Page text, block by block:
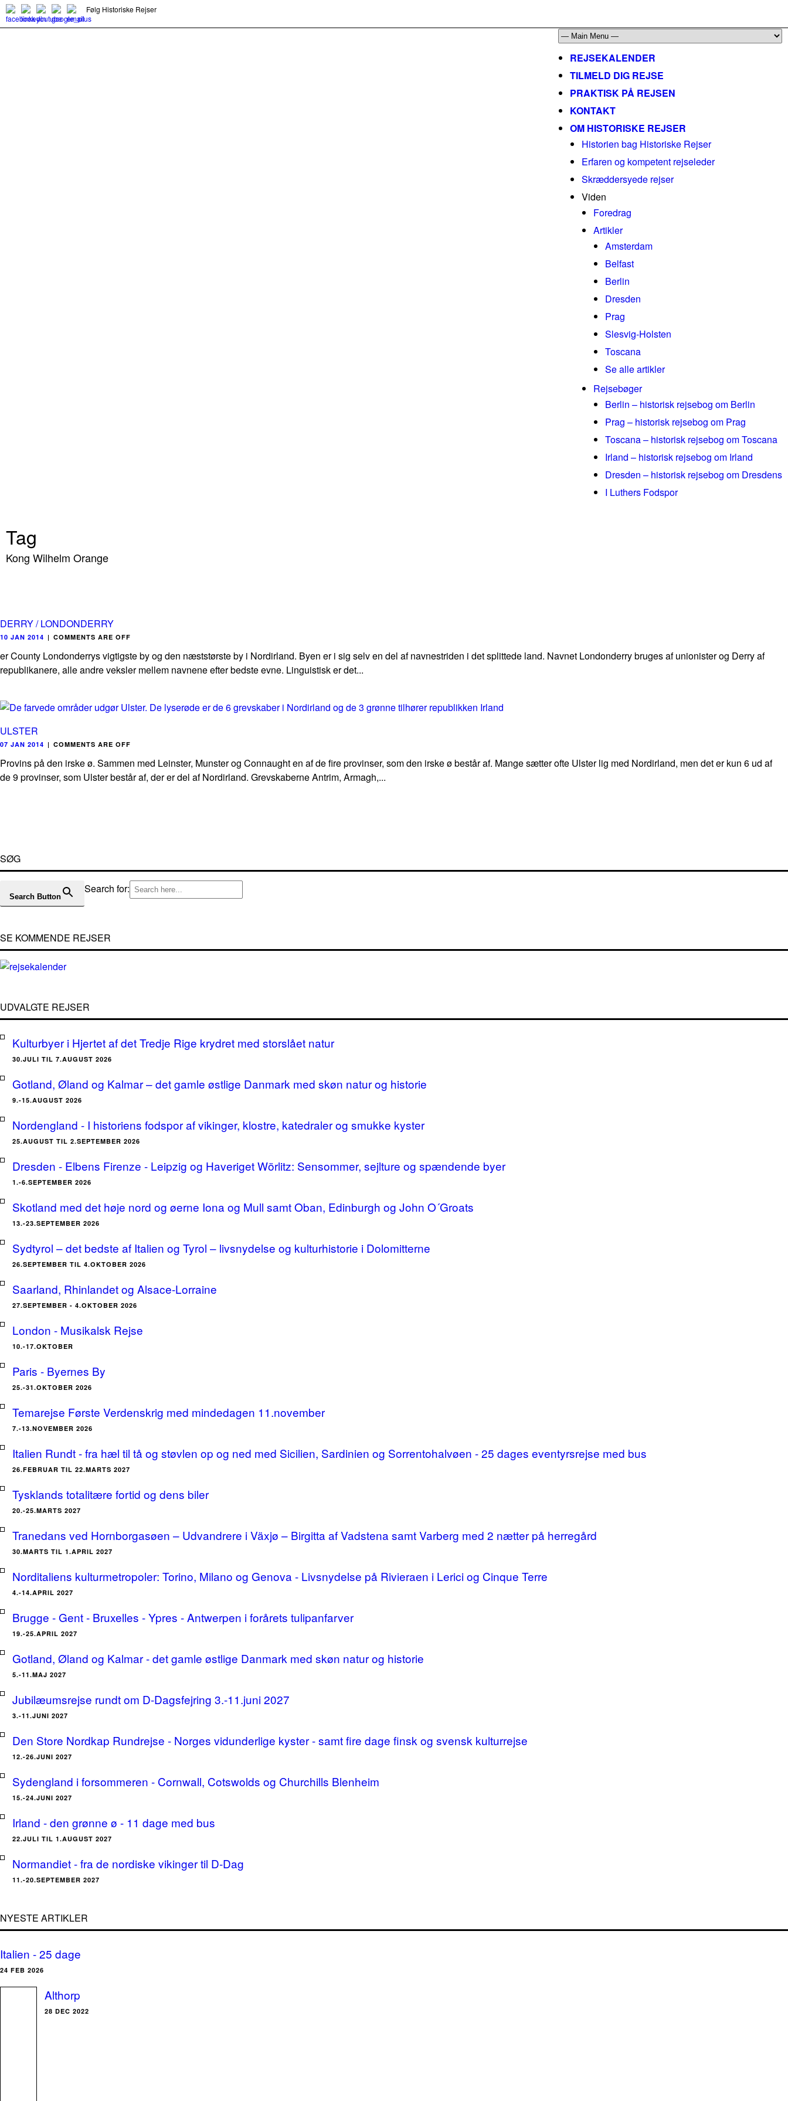
Følg Historiske Rejser
REJSEKALENDER
TILMELD DIG REJSE
PRAKTISK PÅ REJSEN
KONTAKT
OM HISTORISKE REJSER
Historien bag Historiske Rejser
Erfaren og kompetent rejseleder
Skræddersyede rejser
Viden
Foredrag
Artikler
Amsterdam
Belfast
Berlin
Dresden
Prag
Slesvig-Holsten
Toscana
Se alle artikler
Rejsebøger
Berlin – historisk rejsebog om Berlin
Prag – historisk rejsebog om Prag
Toscana – historisk rejsebog om Toscana
Irland – historisk rejsebog om Irland
Dresden – historisk rejsebog om Dresdens
I Luthers Fodspor
Tag
Kong Wilhelm Orange
DERRY / LONDONDERRY
10 JAN 2014 | COMMENTS ARE OFF
er County Londonderrys vigtigste by og den næststørste by i Nordirland. Byen er i sig selv en del af navnestriden i det splittede land. Navnet Londonderry bruges af unionister og Derry af
republikanere, alle andre veksler mellem navnene efter bedste evne. Linguistisk er det...
ULSTER
07 JAN 2014 | COMMENTS ARE OFF
Provins på den irske ø. Sammen med Leinster, Munster og Connaught en af de fire provinser, som den irske ø består af. Mange sætter ofte Ulster lig med Nordirland, men det er kun 6 ud af
de 9 provinser, som Ulster består af, der er del af Nordirland. Grevskaberne Antrim, Armagh,...
SØG
Search for:
Search Button
SE KOMMENDE REJSER
UDVALGTE REJSER
Kulturbyer i Hjertet af det Tredje Rige krydret med storslået natur
30.JULI TIL 7.AUGUST 2026
Gotland, Øland og Kalmar – det gamle østlige Danmark med skøn natur og historie
9.-15.AUGUST 2026
Nordengland - I historiens fodspor af vikinger, klostre, katedraler og smukke kyster
25.AUGUST TIL 2.SEPTEMBER 2026
Dresden - Elbens Firenze - Leipzig og Haveriget Wörlitz: Sensommer, sejlture og spændende byer
1.-6.SEPTEMBER 2026
Skotland med det høje nord og øerne Iona og Mull samt Oban, Edinburgh og John O´Groats
13.-23.SEPTEMBER 2026
Sydtyrol – det bedste af Italien og Tyrol – livsnydelse og kulturhistorie i Dolomitterne
26.SEPTEMBER TIL 4.OKTOBER 2026
Saarland, Rhinlandet og Alsace-Lorraine
27.SEPTEMBER - 4.OKTOBER 2026
London - Musikalsk Rejse
10.-17.OKTOBER
Paris - Byernes By
25.-31.OKTOBER 2026
Temarejse Første Verdenskrig med mindedagen 11.november
7.-13.NOVEMBER 2026
Italien Rundt - fra hæl til tå og støvlen op og ned med Sicilien, Sardinien og Sorrentohalvøen - 25 dages eventyrsrejse med bus
26.FEBRUAR TIL 22.MARTS 2027
Tysklands totalitære fortid og dens biler
20.-25.MARTS 2027
Tranedans ved Hornborgasøen – Udvandrere i Växjø – Birgitta af Vadstena samt Varberg med 2 nætter på herregård
30.MARTS TIL 1.APRIL 2027
Norditaliens kulturmetropoler: Torino, Milano og Genova - Livsnydelse på Rivieraen i Lerici og Cinque Terre
4.-14.APRIL 2027
Brugge - Gent - Bruxelles - Ypres - Antwerpen i forårets tulipanfarver
19.-25.APRIL 2027
Gotland, Øland og Kalmar - det gamle østlige Danmark med skøn natur og historie
5.-11.MAJ 2027
Jubilæumsrejse rundt om D-Dagsfejring 3.-11.juni 2027
3.-11.JUNI 2027
Den Store Nordkap Rundrejse - Norges vidunderlige kyster - samt fire dage finsk og svensk kulturrejse
12.-26.JUNI 2027
Sydengland i forsommeren - Cornwall, Cotswolds og Churchills Blenheim
15.-24.JUNI 2027
Irland - den grønne ø - 11 dage med bus
22.JULI TIL 1.AUGUST 2027
Normandiet - fra de nordiske vikinger til D-Dag
11.-20.SEPTEMBER 2027
NYESTE ARTIKLER
Italien - 25 dage
24 FEB 2026
Althorp
28 DEC 2022